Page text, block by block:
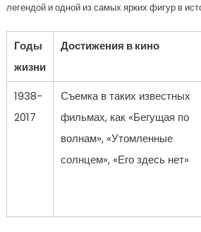
легендой и одной из самых ярких фигур в
Годы
жизни
Достижения в кино
1938-
2017
Съемка в таких известных
фильмах, как «Бегущая по
волнам», «Утомленные
солнцем», «Его здесь нет»